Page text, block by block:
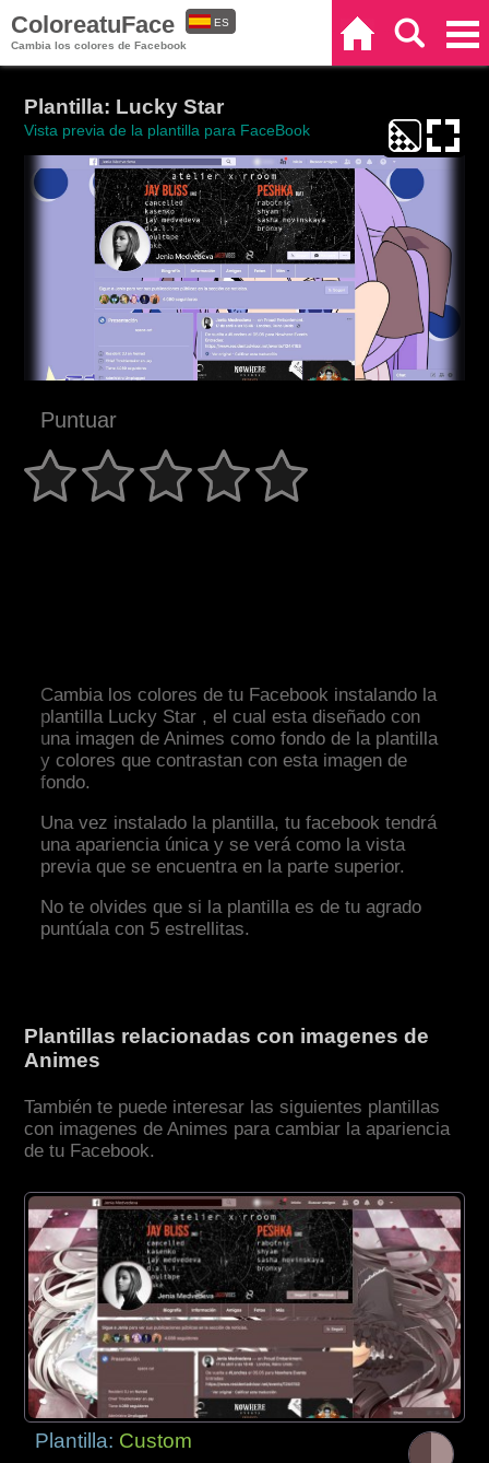
ColoreatuFace
Cambia los colores de Facebook
ES
Plantilla: Lucky Star
Vista previa de la plantilla para FaceBook
Puntuar
Cambia los colores de tu Facebook instalando la
plantilla Lucky Star , el cual esta diseñado con
una imagen de Animes como fondo de la plantilla
y colores que contrastan con esta imagen de
fondo.
Una vez instalado la plantilla, tu facebook tendrá
una apariencia única y se verá como la vista
previa que se encuentra en la parte superior.
No te olvides que si la plantilla es de tu agrado
puntúala con 5 estrellitas.
Plantillas relacionadas con imagenes de
Animes
También te puede interesar las siguientes plantillas
con imagenes de Animes para cambiar la apariencia
de tu Facebook.
Plantilla: Custom